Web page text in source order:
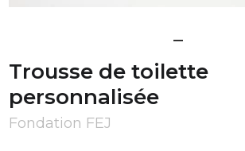
Trousse de toilette
personnalisée
Fondation FEJ